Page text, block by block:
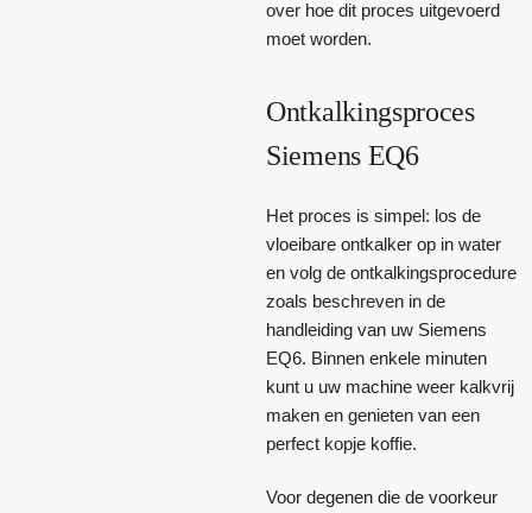
over hoe dit proces uitgevoerd
moet worden.
Ontkalkingsproces
Siemens EQ6
Het proces is simpel: los de
vloeibare ontkalker op in water
en volg de ontkalkingsprocedure
zoals beschreven in de
handleiding van uw Siemens
EQ6. Binnen enkele minuten
kunt u uw machine weer kalkvrij
maken en genieten van een
perfect kopje koffie.
Voor degenen die de voorkeur